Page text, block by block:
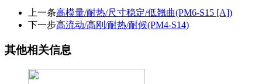
上一条高模量/耐热/尺寸稳定/低翘曲(PM6-S15 [A])
下一步高流动/高刚/耐热/耐候(PM4-S14)
其他相关信息